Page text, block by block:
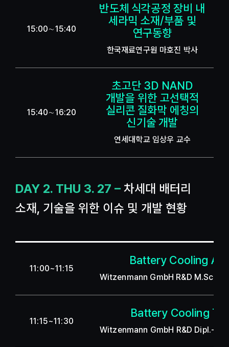
15:00∼15:40
반도체 식각공정 장비 내
세라믹 소재/부품 및
연구동향
한국재료연구원 마호진 박사
15:40∼16:20
초고단 3D NAND
개발을 위한 고선택적
실리콘 질화막 에칭의
신기술 개발
연세대학교 임상우 교수
DAY 2. THU 3. 27 – 차세대 배터리
소재, 기술을 위한 이슈 및 개발 현황
11:00~11:15
Battery Cooling
Witzenmann GmbH R&D M.Sc.
11:15~11:30
Battery Cooling
Witzenmann GmbH R&D Dipl.-